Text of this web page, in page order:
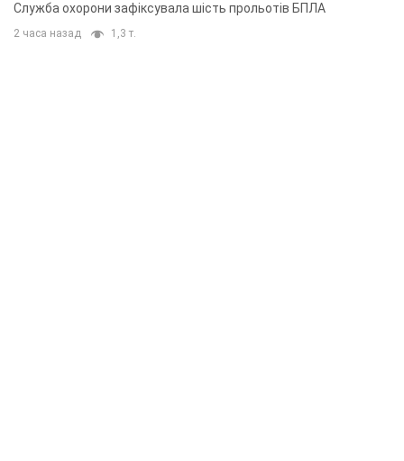
Служба охорони зафіксувала шість прольотів БПЛА
2 часа назад 1,3 т.